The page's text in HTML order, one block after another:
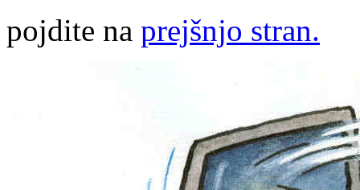
pojdite na prejšnjo stran.